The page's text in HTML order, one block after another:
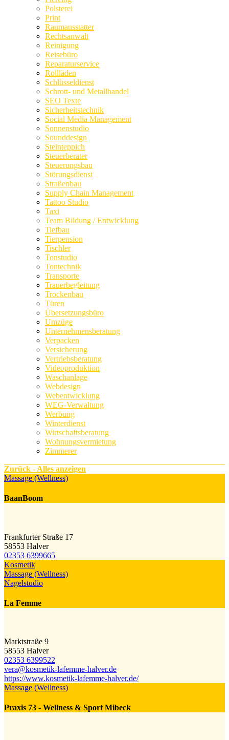
Polsterei
Print
Raumausstatter
Rechtsanwalt
Reinigung
Reisebüro
Reparaturservice
Rollläden
Schlüsseldienst
Schrott- und Metallhandel
SEO Texte
Sicherheitstechnik
Social Media Management
Sonnenstudio
Sounddesign
Steinteppich
Steuerberater
Steuerungsbau
Störungsdienst
Straßenbau
Supply Chain Management
Tattoo Studio
Taxi
Team Bildung / Entwicklung
Tiefbau
Tierpension
Tischler
Tonstudio
Tontechnik
Transporte
Trauerbegleitung
Trockenbau
Türen
Übersetzungsbüro
Umzüge
Unternehmensberatung
Verpacken
Versicherung
Vertriebsberatung
Videoproduktion
Waschanlage
Webdesign
Webentwicklung
WEG-Verwaltung
Werbung
Winterdienst
Wirtschaftsberatung
Wohnungsvermietung
Zimmerer
Zurück - Alles anzeigen
Massage (Wellness)
BaanBoom
Frankfurter Straße 17
58553 Halver
02353 6399665
Kosmetik
Massage (Wellness)
Nagelstudio
La Femme
Marktstraße 9
58553 Halver
02353 6399522
vera@​kosmetik-lafemme-halver.de
https://www.kosmetik-lafemme-halver.de/
Massage (Wellness)
Praxis 73 - Wellness & Sport Mibeck